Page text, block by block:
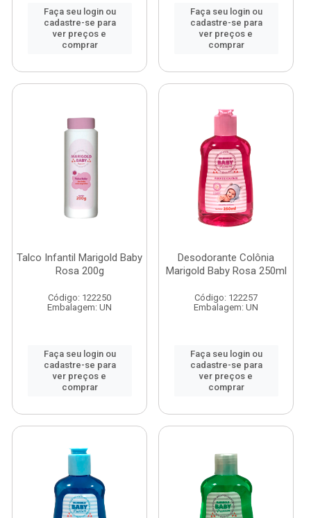
Faça seu login ou
cadastre-se para
ver preços e
comprar
Faça seu login ou
cadastre-se para
ver preços e
comprar
Talco Infantil Marigold Baby
Rosa 200g
Código: 122250
Embalagem: UN
Faça seu login ou
cadastre-se para
ver preços e
comprar
Desodorante Colônia
Marigold Baby Rosa 250ml
Código: 122257
Embalagem: UN
Faça seu login ou
cadastre-se para
ver preços e
comprar